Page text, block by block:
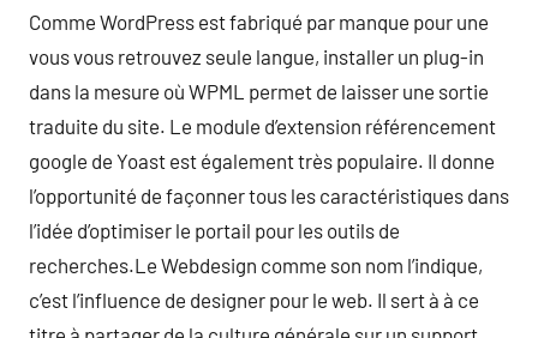
Comme WordPress est fabriqué par manque pour une
vous vous retrouvez seule langue, installer un plug-in
dans la mesure où WPML permet de laisser une sortie
traduite du site. Le module d’extension référencement
google de Yoast est également très populaire. Il donne
l’opportunité de façonner tous les caractéristiques dans
l’idée d’optimiser le portail pour les outils de
recherches.Le Webdesign comme son nom l’indique,
c’est l’influence de designer pour le web. Il sert à à ce